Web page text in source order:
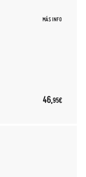
MÁS INFO
46,95€